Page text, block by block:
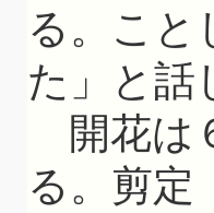
る。こと
た」と話
開花は
る。剪定